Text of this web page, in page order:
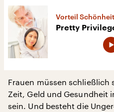
Vorteil Schönheit
Pretty
Frauen müssen schließlich
Zeit, Geld und Gesundheit
sein. Und besteht die